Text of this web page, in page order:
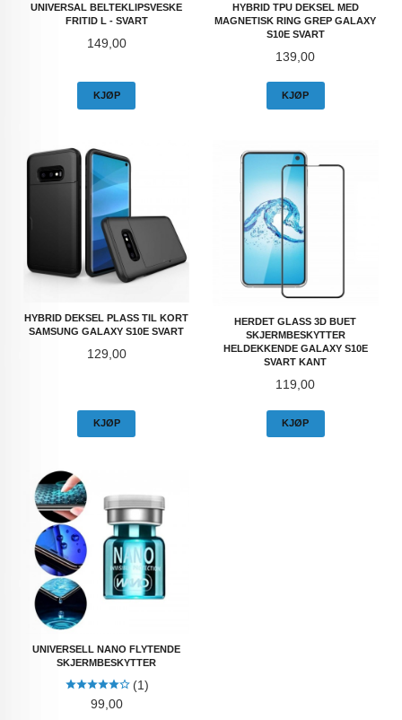
UNIVERSAL BELTEKLIPSVESKE
FRITID L - SVART
Pris
149,00
KJØP
HYBRID TPU DEKSEL MED
MAGNETISK RING GREP GALAXY
S10E SVART
Pris
139,00
KJØP
HYBRID DEKSEL PLASS TIL KORT
SAMSUNG GALAXY S10E SVART
Pris
129,00
KJØP
HERDET GLASS 3D BUET
SKJERMBESKYTTER
HELDEKKENDE GALAXY S10E
SVART KANT
Pris
119,00
KJØP
UNIVERSELL NANO FLYTENDE
SKJERMBESKYTTER
(1)
Pris
99,00